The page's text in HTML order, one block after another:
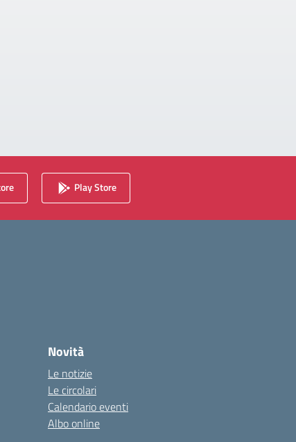
Play Store
Novità
Le notizie
Le circolari
Calendario eventi
Albo online